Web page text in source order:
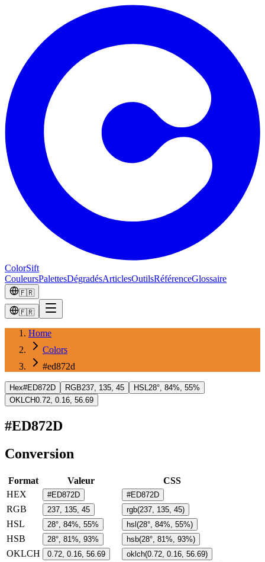
ColorSift
CouleursPalettesDégradésArticlesOutilsRéférenceGlossaire
🇫🇷
🇫🇷
Home
Colors
#ed872d
Hex#ED872D RGB237, 135, 45 HSL28°, 84%, 55%
OKLCH0.72, 0.16, 56.69
#ED872D
Conversion
Format Valeur
CSS
HEX
#ED872D #ED872D
RGB 237, 135, 45 rgb(237, 135, 45)
HSL 28°, 84%, 55% hsl(28°, 84%, 55%)
HSB 28°, 81%, 93% hsb(28°, 81%, 93%)
OKLCH 0.72, 0.16, 56.69 oklch(0.72, 0.16, 56.69)